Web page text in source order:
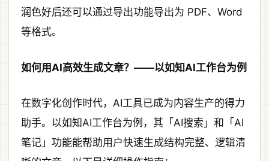
润色好后还可以通过导出功能导出为 PDF、Word
等格式。
如何用AI高效生成文章？——以如知AI工作台为例
在数字化创作时代，AI工具已成为内容生产的得力
助手。以如知AI工作台为例，其「AI搜索」和「AI
笔记」功能能帮助用户快速生成结构完整、逻辑清